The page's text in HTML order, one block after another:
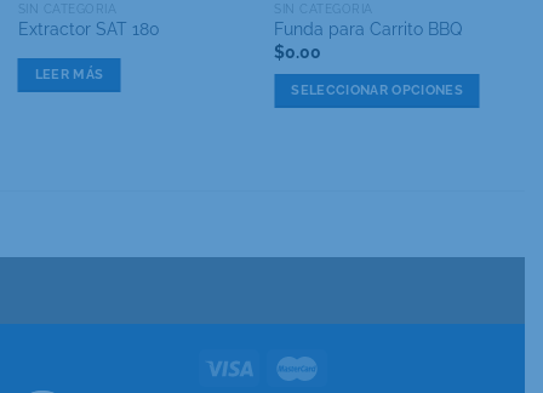
SIN CATEGORIA
Extractor SAT 180
LEER MÁS
SIN CATEGORIA
Funda para Carrito BBQ
$0.00
SELECCIONAR OPCIONES
pueden
en